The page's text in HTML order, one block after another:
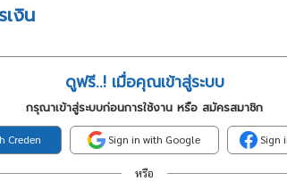
เงิน
ดูฟรี..! เมื่อคุณเข้าสู่ระบบ
กรุณาเข้าสู่ระบบก่อนการใช้งาน หรือ สมัครสมาชิก
Creden Sign in with Google Sign
หรือ